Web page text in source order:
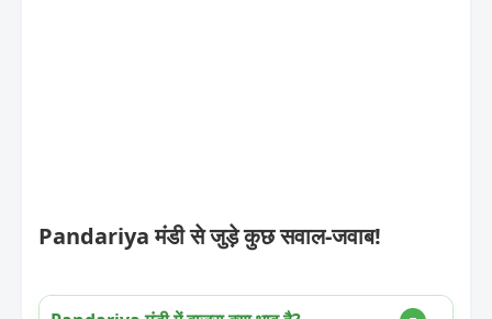
Pandariya मंडी से जुड़े कुछ सवाल-जवाब!